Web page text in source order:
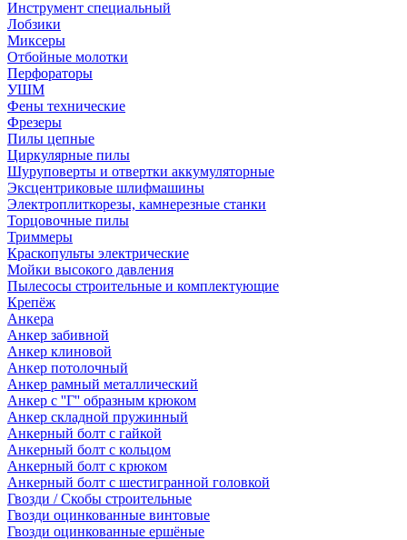
Инструмент специальный
Лобзики
Миксеры
Отбойные молотки
Перфораторы
УШМ
Фены технические
Фрезеры
Пилы цепные
Циркулярные пилы
Шуруповерты и отвертки аккумуляторные
Эксцентриковые шлифмашины
Электроплиткорезы, камнерезные станки
Торцовочные пилы
Триммеры
Краскопульты электрические
Мойки высокого давления
Пылесосы строительные и комплектующие
Крепёж
Анкера
Анкер забивной
Анкер клиновой
Анкер потолочный
Анкер рамный металлический
Анкер с ''Г'' образным крюком
Анкер складной пружинный
Анкерный болт с гайкой
Анкерный болт с кольцом
Анкерный болт с крюком
Анкерный болт с шестигранной головкой
Гвозди / Скобы строительные
Гвозди оцинкованные винтовые
Гвозди оцинкованные ершёные